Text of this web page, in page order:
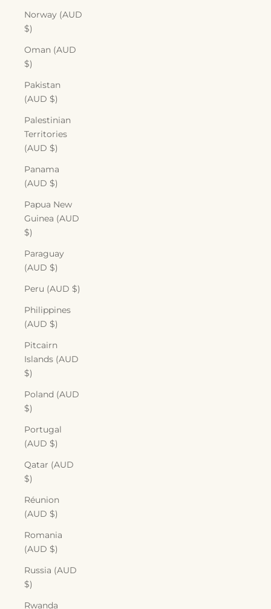
Norway (AUD
$)
Oman (AUD
$)
Pakistan
(AUD $)
Palestinian
Territories
(AUD $)
Panama
(AUD $)
Papua New
Guinea (AUD
$)
Paraguay
(AUD $)
Peru (AUD $)
Philippines
(AUD $)
Pitcairn
Islands (AUD
$)
Poland (AUD
$)
Portugal
(AUD $)
Qatar (AUD
$)
Réunion
(AUD $)
Romania
(AUD $)
Russia (AUD
$)
Rwanda